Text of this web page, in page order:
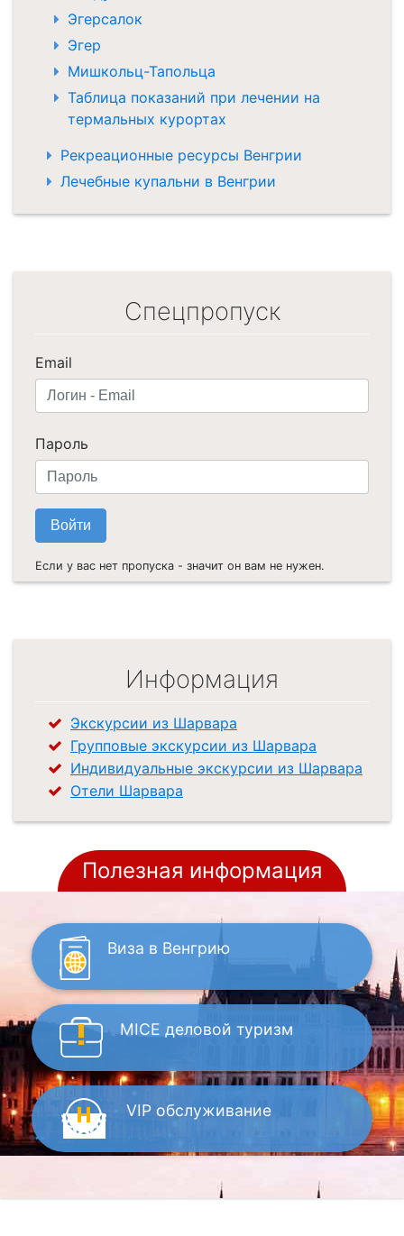
Эгерсалок
Эгер
Мишкольц-Тапольца
Таблица показаний при лечении на
термальных курортах
Рекреационные ресурсы Венгрии
Лечебные купальни в Венгрии
Спецпропуск
Email
Пароль
Если у вас нет пропуска - значит он вам не нужен.
Информация
Экскурсии из Шарвара
Групповые экскурсии из Шарвара
Индивидуальные экскурсии из Шарвара
Отели Шарвара
Полезная информация
Виза в Венгрию
MICE деловой туризм
VIP обслуживание